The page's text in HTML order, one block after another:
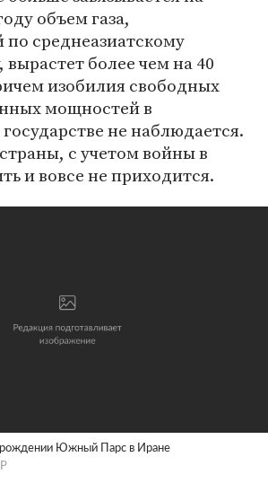
объем газа,
среднеазиатскому
более чем на 40
изобилия свободных
мощностей в
не наблюдается.
с учетом войны в
и вовсе не приходится.
Южный Парс в Иране